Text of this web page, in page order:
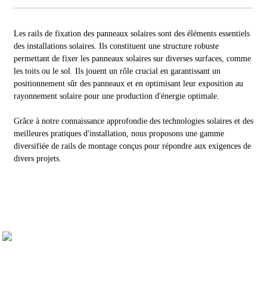
Les rails de fixation des panneaux solaires sont des éléments essentiels
des installations solaires. Ils constituent une structure robuste
permettant de fixer les panneaux solaires sur diverses surfaces, comme
les toits ou le sol. Ils jouent un rôle crucial en garantissant un
positionnement sûr des panneaux et en optimisant leur exposition au
rayonnement solaire pour une production d'énergie optimale.
Grâce à notre connaissance approfondie des technologies solaires et des
meilleures pratiques d'installation, nous proposons une gamme
diversifiée de rails de montage conçus pour répondre aux exigences de
divers projets.